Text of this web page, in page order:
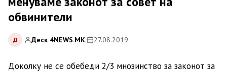
обвинители
Д Деск 4NEWS.MK| 27.08.2019
Доколку не се обебеди 2/3 мнозинство за законот за